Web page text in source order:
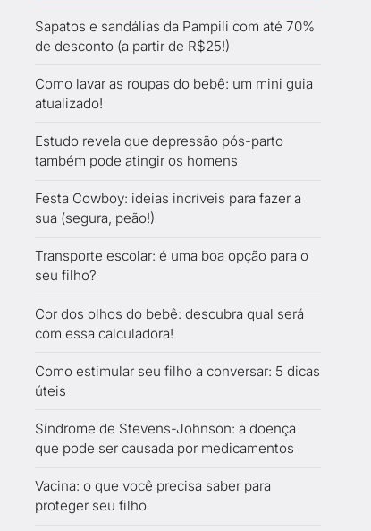
Sapatos e sandálias da Pampili com até 70%
de desconto (a partir de R$25!)
Como lavar as roupas do bebê: um mini guia
atualizado!
Estudo revela que depressão pós-parto
também pode atingir os homens
Festa Cowboy: ideias incríveis para fazer a
sua (segura, peão!)
Transporte escolar: é uma boa opção para o
seu filho?
Cor dos olhos do bebê: descubra qual será
com essa calculadora!
Como estimular seu filho a conversar: 5 dicas
úteis
Síndrome de Stevens-Johnson: a doença
que pode ser causada por medicamentos
Vacina: o que você precisa saber para
proteger seu filho